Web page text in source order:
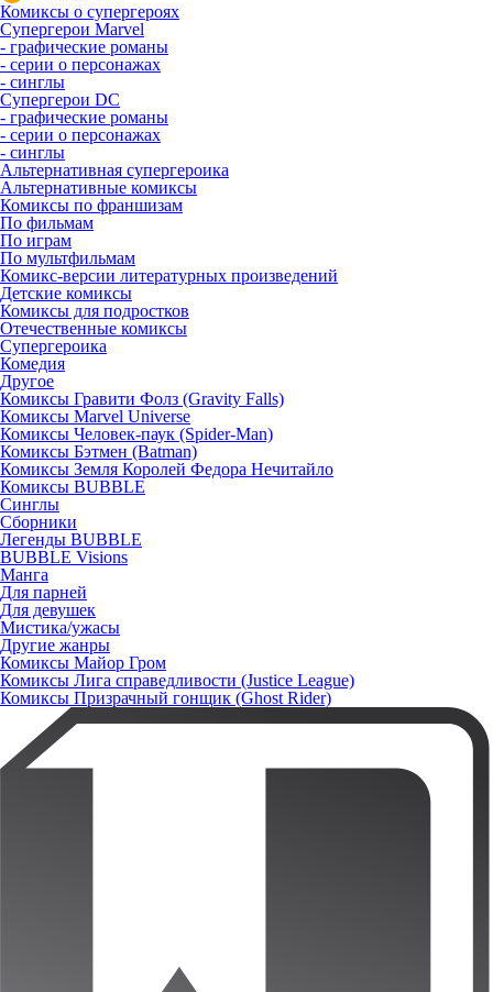
Комиксы о супергероях
Супергерои Marvel
- графические романы
- серии о персонажах
- синглы
Супергерои DC
- графические романы
- серии о персонажах
- синглы
Альтернативная супергероика
Альтернативные комиксы
Комиксы по франшизам
По фильмам
По играм
По мультфильмам
Комикс-версии литературных произведений
Детские комиксы
Комиксы для подростков
Отечественные комиксы
Супергероика
Комедия
Другое
Комиксы Гравити Фолз (Gravity Falls)
Комиксы Marvel Universe
Комиксы Человек-паук (Spider-Man)
Комиксы Бэтмен (Batman)
Комиксы Земля Королей Федора Нечитайло
Комиксы BUBBLE
Синглы
Сборники
Легенды BUBBLE
BUBBLE Visions
Манга
Для парней
Для девушек
Мистика/ужасы
Другие жанры
Комиксы Майор Гром
Комиксы Лига справедливости (Justice League)
Комиксы Призрачный гонщик (Ghost Rider)